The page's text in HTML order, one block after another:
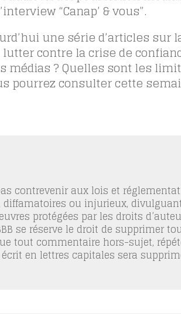
“Canap’ & vous”.
une série d’articles sur
contre la crise de
médias ? Quelles sont les
pourrez consulter cette
contrevenir aux lois et
ou injurieux,
protégées par les droits
se réserve le droit de supprimer
tout commentaire hors-sujet,
en lettres capitales sera